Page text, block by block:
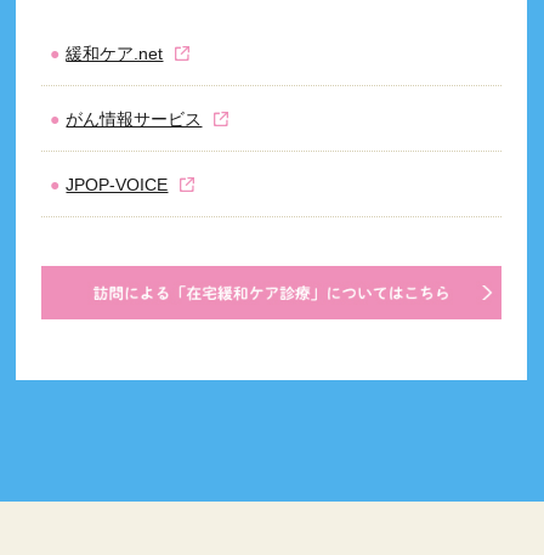
緩和ケア.net
がん情報サービス
JPOP-VOICE